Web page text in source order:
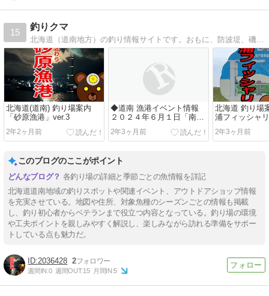
15
釣りクマ
北海道（道南地方）の釣り情報サイトです。おもに、防波堤、磯釣りがメインに紹介します。
北海道(道南) 釣り場案内
「砂原漁港」ver.3
2年2ヶ月前
◆道南 漁港イベント情報
２０２４年６月１日「南か
やべひろめ舟祭り２０２
４」
2年3ヶ月前
北海道 釣り場
浦フィッシャ
浦海浜公園）
2年3ヶ月前
このブログのここがポイント
各釣り場の詳細と季節ごとの魚情報を詳記
北海道道南地域の釣りスポットや関連イベント、アウトドアショップ情報
を充実させている。地図や住所、対象魚種のシーズンごとの情報も掲載
し、釣り初心者からベテランまで役立つ内容となっている。釣り場の環境
や工夫ポイントを親しみやすく解説し、楽しみながら訪れる準備をサポー
トしている点も魅力だ。
2036428 2
週間IN:0 週間OUT:15 月間IN:5